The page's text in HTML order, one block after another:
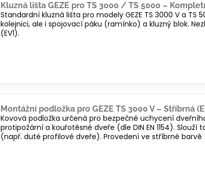
Kluzná lišta GEZE pro TS 3000 / TS 5000 –
Standardní kluzná lišta pro modely GEZE TS 3000 V a
kolejnici, ale i spojovací páku (ramínko) a kluzný blok.
(EV1).
Montážní podložka pro GEZE TS 3000 V – Stříbrná
Kovová podložka určená pro bezpečné uchycení
protipožární a kouřotěsné dveře (dle DIN EN 1154).
(např. duté profilové dveře). Provedení ve stříbrné barvě